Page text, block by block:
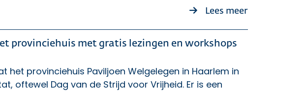
Lees meerover
provinciehuis met gratis lezingen en workshops
het provinciehuis Paviljoen Welgelegen in Haarlem in
oftewel Dag van de Strijd voor Vrijheid. Er is een